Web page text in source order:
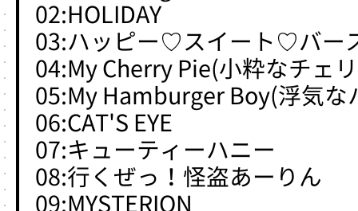
02:HOLIDAY
03:ハッピー♡スイート♡バー
04:My Cherry Pie(小粋なチェ
05:My Hamburger Boy(浮気な
06:CAT'S EYE
07:キューティーハニー
08:行くぜっ！怪盗あーりん
09:MYSTERION